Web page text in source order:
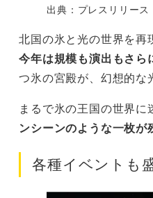
出典：プレスリリース
北国の氷と光の世界を再
今年は規模も演出もさら
つ氷の宮殿が、幻想的な
まるで氷の王国の世界
ンシーンのような一枚が
各種イベントも